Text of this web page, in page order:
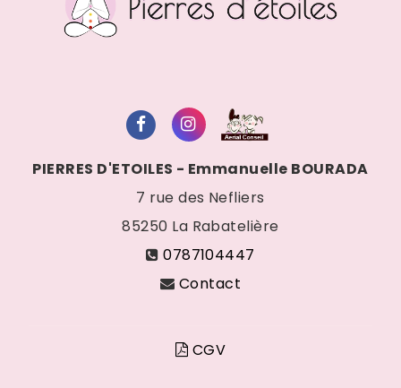
PIERRES D'ETOILES - Emmanuelle BOURADA
7 rue des Nefliers
85250 La Rabatelière
0787104447
Contact
CGV